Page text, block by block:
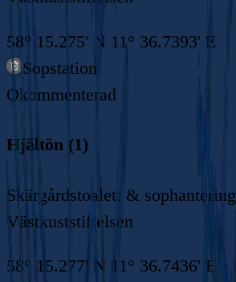
58° 15.275' N 11° 36.7393' E
Sopstation
Okommenterad
Hjältön (1)
Skärgårdstoalett & sophantering
Västkuststiftelsen
58° 15.277' N 11° 36.7436' E